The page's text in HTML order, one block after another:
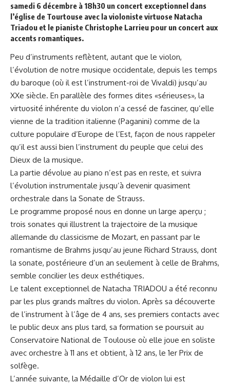
samedi 6 décembre à 18h30 un concert exceptionnel dans
l’église de Tourtouse avec la violoniste virtuose Natacha
Triadou et le pianiste Christophe Larrieu pour un concert aux
accents romantiques.
Peu d’instruments reflètent, autant que le violon,
l’évolution de notre musique occidentale, depuis les temps
du baroque (où il est l’instrument-roi de Vivaldi) jusqu’au
XXe siècle. En parallèle des formes dites «sérieuses», la
virtuosité inhérente du violon n’a cessé de fasciner, qu’elle
vienne de la tradition italienne (Paganini) comme de la
culture populaire d’Europe de l’Est, façon de nous rappeler
qu’il est aussi bien l’instrument du peuple que celui des
Dieux de la musique.
La partie dévolue au piano n’est pas en reste, et suivra
l’évolution instrumentale jusqu’à devenir quasiment
orchestrale dans la Sonate de Strauss.
Le programme proposé nous en donne un large aperçu ;
trois sonates qui illustrent la trajectoire de la musique
allemande du classicisme de Mozart, en passant par le
romantisme de Brahms jusqu’au jeune Richard Strauss, dont
la sonate, postérieure d’un an seulement à celle de Brahms,
semble concilier les deux esthétiques.
Le talent exceptionnel de Natacha TRIADOU a été reconnu
par les plus grands maîtres du violon. Après sa découverte
de l’instrument à l’âge de 4 ans, ses premiers contacts avec
le public deux ans plus tard, sa formation se poursuit au
Conservatoire National de Toulouse où elle joue en soliste
avec orchestre à 11 ans et obtient, à 12 ans, le 1er Prix de
solfège.
L’année suivante, la Médaille d’Or de violon lui est